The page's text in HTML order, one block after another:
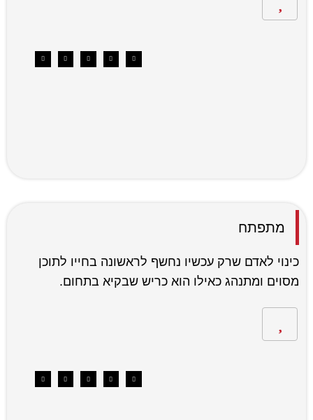
מתפתח
כינוי לאדם שרק עכשיו נחשף לראשונה בחייו לתוכן
מסוים ומתנהג כאילו הוא כריש שבקיא בתחום.